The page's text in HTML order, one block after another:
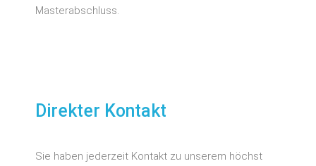
Masterabschluss.
Direkter Kontakt
Sie haben jederzeit Kontakt zu unserem höchst